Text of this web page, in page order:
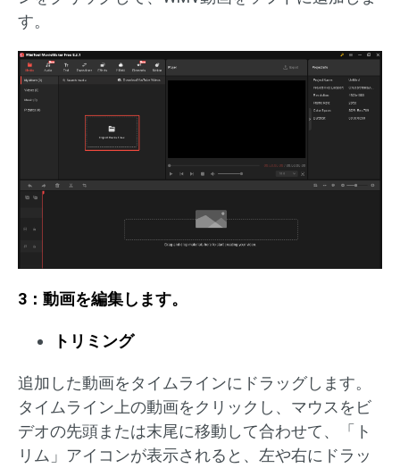
す。
3：動画を編集します。
トリミング
追加した動画をタイムラインにドラッグします。
タイムライン上の動画をクリックし、マウスをビ
デオの先頭または末尾に移動して合わせて、「ト
リム」アイコンが表示されると、左や右にドラッ